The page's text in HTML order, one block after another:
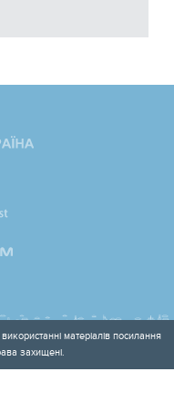
матеріалів посилання
захищені.